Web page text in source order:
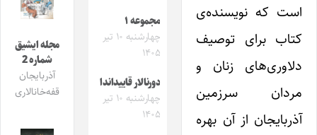
است که نویسنده‌ی
کتاب برای توصیف
دلاوری‌های زنان و
مردان سرزمین
آذربایجان از آن بهره
مجموعه ۱
چهارشنبه ۱۰ تیر
۱۴۰۵
دورنالار قاییداندا
چهارشنبه ۱۰ تیر
۱۴۰۵
مجله ایشیق
شماره 2
آذربایجان
قفه‌خانالاری